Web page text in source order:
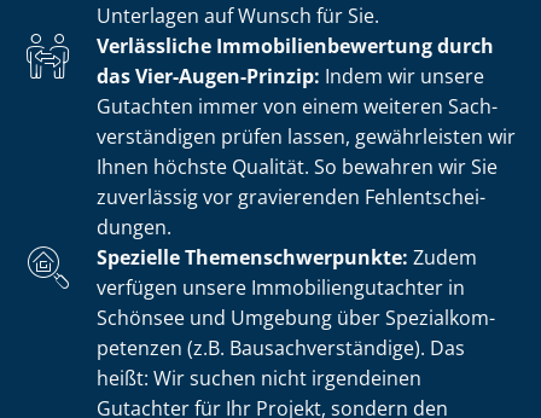
Unterlagen auf Wunsch für Sie.
Verlässliche Im­mo­bi­li­en­be­wer­tung durch
das Vier-Augen-Prinzip: Indem wir unsere
Gutachten immer von einem weiteren Sach­
ver­stän­di­gen prüfen lassen, gewährleisten wir
Ihnen höchste Qualität. So bewahren wir Sie
zuverlässig vor gravierenden Fehl­ent­schei­
dun­gen.
Spezielle The­men­schwer­punk­te: Zudem
verfügen unsere Im­mo­bi­li­en­gut­ach­ter in
Schönsee und Umgebung über Spe­zi­al­kom­
pe­ten­zen (z.B. Bau­sach­ver­stän­di­ge). Das
heißt: Wir suchen nicht irgendeinen
Gutachter für Ihr Projekt, sondern den